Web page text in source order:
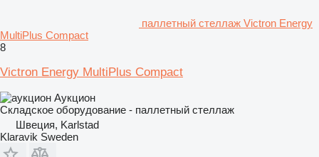
паллетный стеллаж Victron Energy
MultiPlus Compact
8
Victron Energy MultiPlus Compact
Аукцион
Складское оборудование - паллетный стеллаж
Швеция, Karlstad
Klaravik Sweden